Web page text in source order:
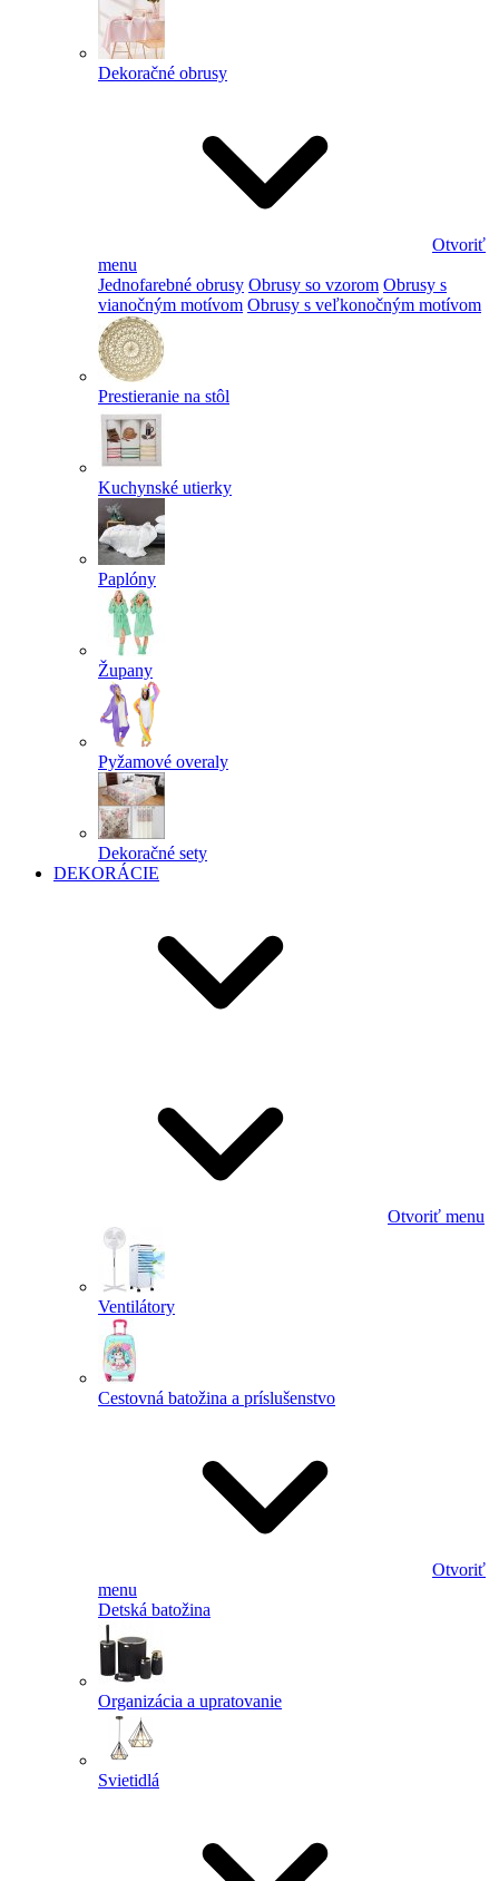
Dekoračné obrusy
Otvoriť
menu
Jednofarebné obrusy Obrusy so vzorom Obrusy s
vianočným motívom Obrusy s veľkonočným motívom
Prestieranie na stôl
Kuchynské utierky
Paplóny
Župany
Pyžamové overaly
Dekoračné sety
DEKORÁCIE
Otvoriť menu
Ventilátory
Cestovná batožina a príslušenstvo
Otvoriť
menu
Detská batožina
Organizácia a upratovanie
Svietidlá